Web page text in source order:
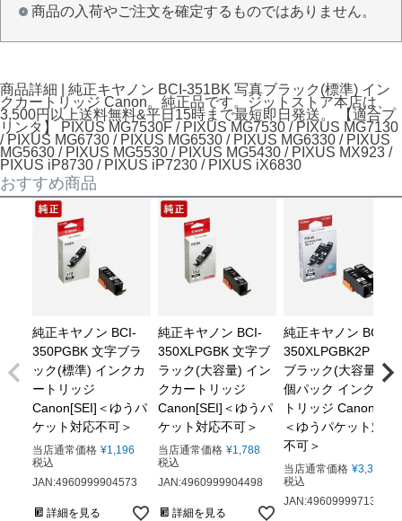
商品の入荷やご注文を確定するものではありません。
商品詳細 | 純正キヤノン BCI-351BK 写真ブラック(標準) イン
クカートリッジ Canon。純正品です。ジットストア本店は、
3,500円以上送料無料&平日15時まで最短即日発送。 【適合プ
リンタ】 PIXUS MG7530F / PIXUS MG7530 / PIXUS MG7130
/ PIXUS MG6730 / PIXUS MG6530 / PIXUS MG6330 / PIXUS
MG5630 / PIXUS MG5530 / PIXUS MG5430 / PIXUS MX923 /
PIXUS iP8730 / PIXUS iP7230 / PIXUS iX6830
おすすめ商品
純正キヤノン BCI-
350PGBK 文字ブラ
ック(標準) インクカ
ートリッジ
Canon[SEI]＜ゆうパ
ケット対応不可＞
当店通常価格 ¥1,196
税込
JAN:4960999904573
詳細を見る
純正キヤノン BCI-
350XLPGBK 文字ブ
ラック(大容量) イン
クカートリッジ
Canon[SEI]＜ゆうパ
ケット対応不可＞
当店通常価格 ¥1,788
税込
JAN:4960999904498
詳細を見る
純正キヤノン BCI-
350XLPGBK2P 文字
ブラック(大容量) 2
個パック インクカー
トリッジ Canon[SEI]
＜ゆうパケット対応
不可＞
当店通常価格 ¥3,300
税込
JAN:4960999971308